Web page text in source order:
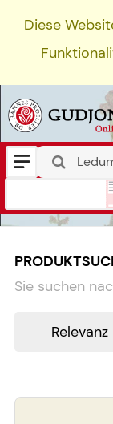
Diese
Sie suchen